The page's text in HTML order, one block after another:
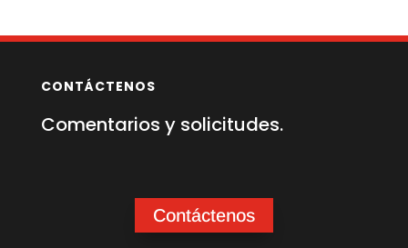
CONTÁCTENOS
Comentarios y solicitudes.
Contáctenos